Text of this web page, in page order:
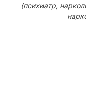
(психиатр,